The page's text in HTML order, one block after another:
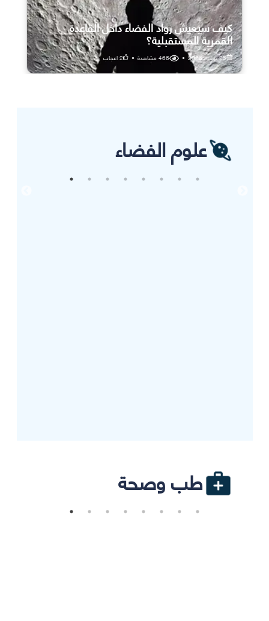
كيف سيعيش رواد الفضاء داخل القاعدة
القمرية المستقبلية؟
25 يوليو، 2026 •
466مشاهدة •
2اعجاب
علوم الفضاء
طب وصحة